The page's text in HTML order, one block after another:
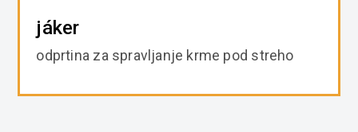
jáker
odprtina za spravljanje krme pod streho